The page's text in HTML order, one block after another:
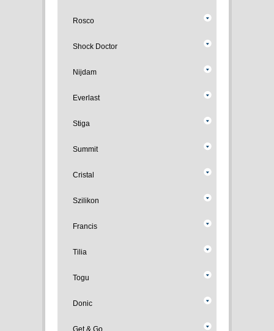
Rosco
Shock Doctor
Nijdam
Everlast
Stiga
Summit
Cristal
Szilikon
Francis
Tilia
Togu
Donic
Get & Go